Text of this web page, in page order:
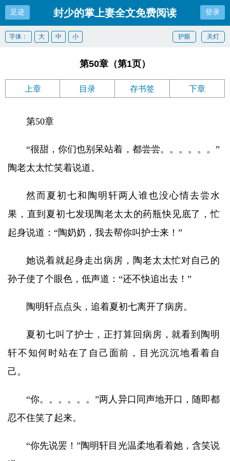
足迹 封少的掌上妻全文免费阅读 登录
关灯
护眼
字体： 大 中 小
第50章（第1页）
上章 目录 存书签 下章
第50章
“很甜，你们也别呆站着，都尝尝。。。。。。”
陶老太太忙笑着说道。
然而夏初七和陶明轩两人谁也没心情去尝水
果，直到夏初七发现陶老太太的药瓶快见底了，忙
起身说道：“陶奶奶，我去帮你叫护士来！”
她说着就起身走出病房，陶老太太忙对自己的
孙子使了个眼色，低声道：“还不快追出去！”
陶明轩点点头，追着夏初七离开了病房。
夏初七叫了护士，正打算回病房，就看到陶明
轩不知何时站在了自己面前，目光沉沉地看着自
己。
“你。。。。。。”两人异口同声地开口，随即都
忍不住笑了起来。
“你先说罢！”陶明轩目光温柔地看着她，含笑说